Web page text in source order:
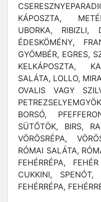
KÁPOSZTA,
UBORKA, RIBIZLI,
ÉDESKÖMÉNY,
GYÖMBÉR, EGRES,
KELKÁPOSZTA,
SALÁTA, LOLLO,
OVALIS VAGY
BORSÓ,
SÜTŐTÖK, BIRS,
VÖRÖSRÉPA,
RÓMAI SALÁTA,
FEHÉRRÉPA,
CUKKINI, SPENÓT,
FEHÉRRÉPA,